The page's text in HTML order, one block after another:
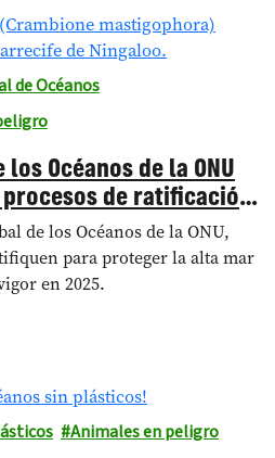
de Océanos
Océanos de la ONU
de ratificación
de los Océanos de la ONU,
para proteger la alta mar
en 2025.
Animales en peligro